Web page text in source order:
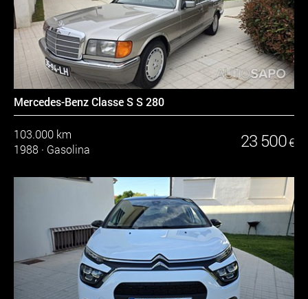
Mercedes-Benz Classe S S 280
103.000 km
1988 · Gasolina 23 500 €